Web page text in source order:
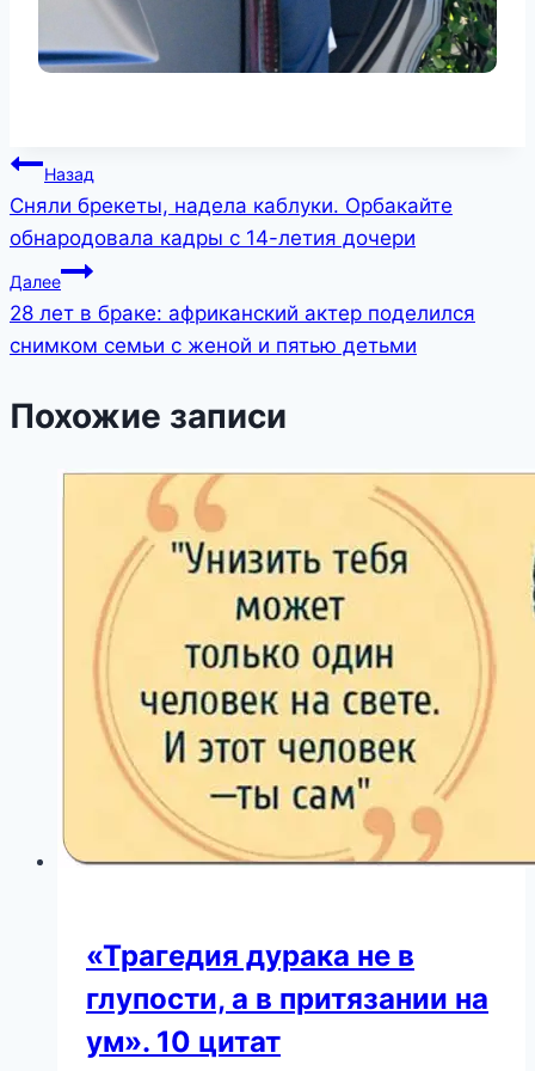
Навигация
по
записям
Назад
Сняли брекеты, надела каблуки. Орбакайте
обнародовала кадры с 14-летия дочери
Далее
28 лет в браке: африканский актер поделился
снимком семьи с женой и пятью детьми
Похожие записи
«Трагедия дурака не в
глупости, а в притязании на
ум». 10 цитат